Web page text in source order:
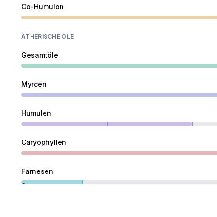
Co-Humulon
ÄTHERISCHE ÖLE
Gesamtöle
Myrcen
Humulen
Caryophyllen
Farnesen
0